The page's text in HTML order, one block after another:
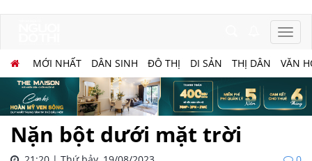
MỚI NHẤT DÂN SINH ĐÔ THỊ DI SẢN THỊ DÂN VĂN
Nặn bột dưới mặt trời